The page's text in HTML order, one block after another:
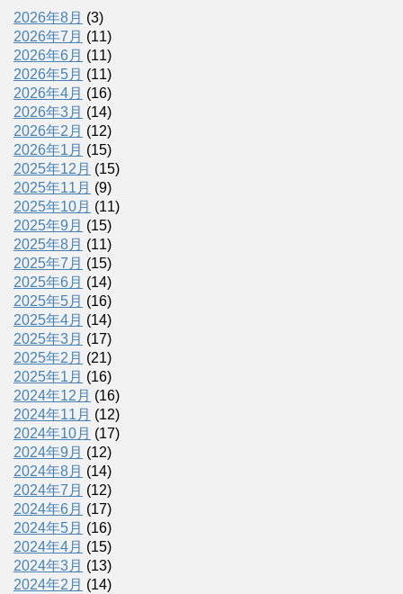
2026年8月 (3)
2026年7月 (11)
2026年6月 (11)
2026年5月 (11)
2026年4月 (16)
2026年3月 (14)
2026年2月 (12)
2026年1月 (15)
2025年12月 (15)
2025年11月 (9)
2025年10月 (11)
2025年9月 (15)
2025年8月 (11)
2025年7月 (15)
2025年6月 (14)
2025年5月 (16)
2025年4月 (14)
2025年3月 (17)
2025年2月 (21)
2025年1月 (16)
2024年12月 (16)
2024年11月 (12)
2024年10月 (17)
2024年9月 (12)
2024年8月 (14)
2024年7月 (12)
2024年6月 (17)
2024年5月 (16)
2024年4月 (15)
2024年3月 (13)
2024年2月 (14)